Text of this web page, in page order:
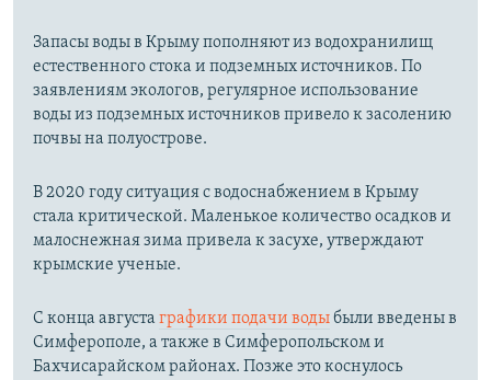
Запасы воды в Крыму пополняют из водохранилищ
естественного стока и подземных источников. По
заявлениям экологов, регулярное использование
воды из подземных источников привело к засолению
почвы на полуострове.
В 2020 году ситуация с водоснабжением в Крыму
стала критической. Маленькое количество осадков и
малоснежная зима привела к засухе, утверждают
крымские ученые.
С конца августа графики подачи водыбыли введены в
Симферополе, а также в Симферопольском и
Бахчисарайском районах. Позже это коснулось